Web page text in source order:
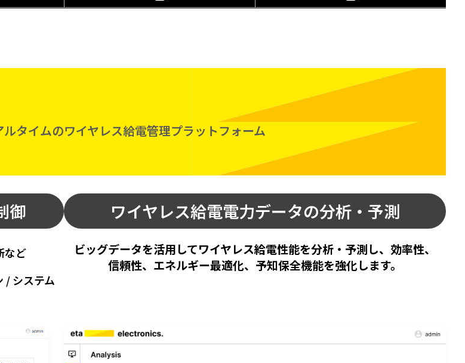
タイムのワイヤレス給電管理プラットフォーム
御
など
/ システム
ワイヤレス給電電力データの分析・予測
ビッグデータを活用してワイヤレス給電性能を分析・予測し、効率性、
信頼性、エネルギー最適化、予知保全機能を強化します。